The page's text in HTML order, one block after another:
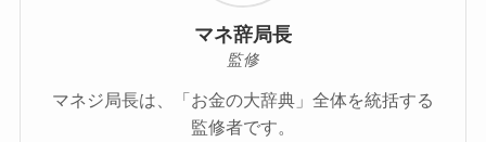
マネ辞局長
監修
マネジ局長は、「お金の大辞典」全体を統括する
監修者です。